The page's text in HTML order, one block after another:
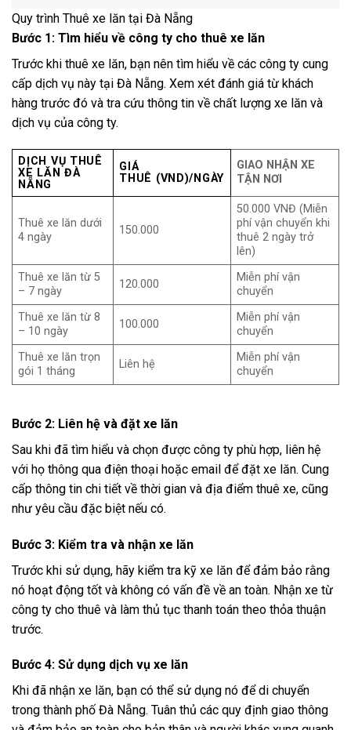
Quy trình Thuê xe lăn tại Đà Nẵng
Bước 1: Tìm hiểu về công ty cho thuê xe lăn
Trước khi thuê xe lăn, bạn nên tìm hiểu về các công ty cung
cấp dịch vụ này tại Đà Nẵng. Xem xét đánh giá từ khách
hàng trước đó và tra cứu thông tin về chất lượng xe lăn và
dịch vụ của công ty.
DỊCH VỤ THUÊ
XE LĂN ĐÀ
NẴNG
GIÁ
THUÊ (VND)/NGÀY
GIAO NHẬN XE
TẬN NƠI
Thuê xe lăn dưới
4 ngày
150.000
50.000 VNĐ (Miễn
phí vận chuyển khi
thuê 2 ngày trở
lên)
Thuê xe lăn từ 5
– 7 ngày
120.000
Miễn phí vận
chuyển
Thuê xe lăn từ 8
– 10 ngày
100.000
Miễn phí vận
chuyển
Thuê xe lăn trọn
gói 1 tháng
Liên hệ
Miễn phí vận
chuyển
Bước 2: Liên hệ và đặt xe lăn
Sau khi đã tìm hiểu và chọn được công ty phù hợp, liên hệ
với họ thông qua điện thoại hoặc email để đặt xe lăn. Cung
cấp thông tin chi tiết về thời gian và địa điểm thuê xe, cũng
như yêu cầu đặc biệt nếu có.
Bước 3: Kiểm tra và nhận xe lăn
Trước khi sử dụng, hãy kiểm tra kỹ xe lăn để đảm bảo rằng
nó hoạt động tốt và không có vấn đề về an toàn. Nhận xe từ
công ty cho thuê và làm thủ tục thanh toán theo thỏa thuận
trước.
Bước 4: Sử dụng dịch vụ xe lăn
Khi đã nhận xe lăn, bạn có thể sử dụng nó để di chuyển
trong thành phố Đà Nẵng. Tuân thủ các quy định giao thông